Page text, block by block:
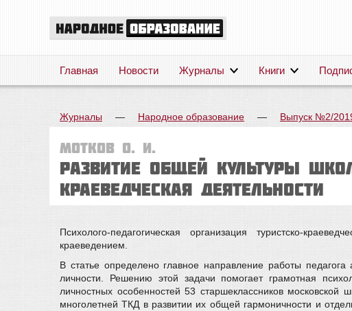
Главная Новости Журналы Книги
Журналы — Народное образование — Выпуск №2/
Мотков О. И.
Развитие общей культуры
краеведческая деятельности
Психолого-педагогическая организация туристско-
краеведением.
В статье определено главное направление работы
личности. Решению этой задачи помогает грамотная
личностных особенностей 53 старшеклассников
многолетней ТКД в развитии их общей гармоничности и